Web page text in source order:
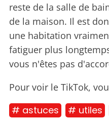
reste de la salle de
de la maison. Il est
une habitation
fatiguer plus
vous n'êtes pas
Pour voir le TikTok,
# astuces # utiles